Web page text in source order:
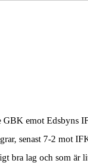
GBK emot Edsbyns
senast 7-2 mot
bra lag och som är